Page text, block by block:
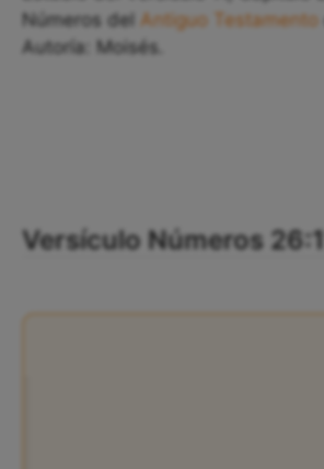
Números del Antiguo Testamento
Autoría: Moisés.
Versículo Números